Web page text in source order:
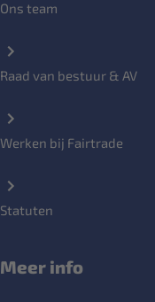
Ons team
Raad van bestuur & AV
Werken bij Fairtrade
Statuten
Meer info